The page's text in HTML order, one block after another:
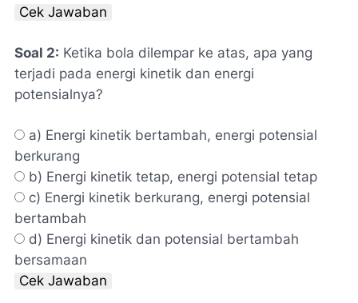
Cek Jawaban
Soal 2: Ketika bola dilempar ke atas, apa yang
terjadi pada energi kinetik dan energi
potensialnya?
a) Energi kinetik bertambah, energi potensial
berkurang
b) Energi kinetik tetap, energi potensial tetap
c) Energi kinetik berkurang, energi potensial
bertambah
d) Energi kinetik dan potensial bertambah
bersamaan
Cek Jawaban